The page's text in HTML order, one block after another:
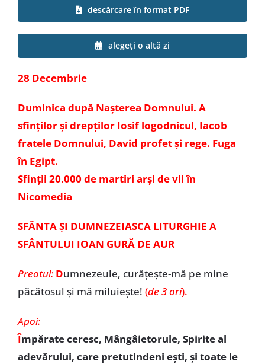
descărcare în format PDF
alegeți o altă zi
28 Decembrie
Duminica după Nașterea Domnului. A
sfinților și drepților Iosif logodnicul, Iacob
fratele Domnului, David profet și rege. Fuga
în Egipt.
Sfinții 20.000 de martiri arși de vii în
Nicomedia
SFÂNTA ȘI DUMNEZEIASCA LITURGHIE A
SFÂNTULUI IOAN GURĂ DE AUR
Preotul: Dumnezeule, curățește-mă pe mine
păcătosul și mă miluiește! (de 3 ori).
Apoi:
Împărate ceresc, Mângâietorule, Spirite al
adevărului, care pretutindeni eşti, şi toate le